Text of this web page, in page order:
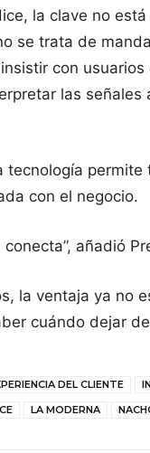
la clave no
se trata de
con
las señales
tecnología
con el negocio.
añadió
la ventaja ya no
cuándo dejar
DEL CLIENTE
LA MODERNA